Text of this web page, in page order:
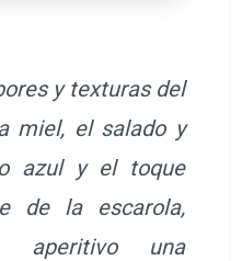
y texturas del
miel, el salado y
azul y el toque
de la escarola,
aperitivo una